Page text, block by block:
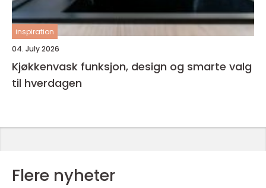
inspiration
04. July 2026
Kjøkkenvask funksjon, design og smarte valg
til hverdagen
Flere nyheter